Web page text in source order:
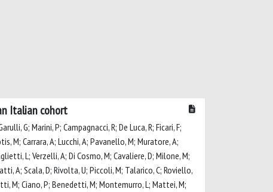
Italian cohort
G; Marini, P; Campagnacci, R; De Luca, R; Ficari, F;
M; Carrara, A; Lucchi, A; Pavanello, M; Muratore, A;
L; Verzelli, A; Di Cosmo, M; Cavaliere, D; Milone, M;
A; Scala, D; Rivolta, U; Piccoli, M; Talarico, C; Roviello,
M; Ciano, P; Benedetti, M; Montemurro, L; Mattei, M;